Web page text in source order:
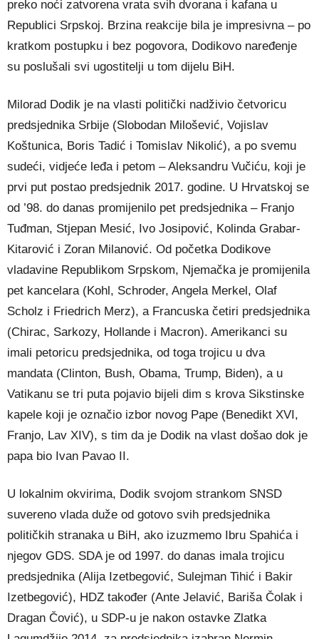
preko noći zatvorena vrata svih dvorana i kafana u
Republici Srpskoj. Brzina reakcije bila je impresivna – po
kratkom postupku i bez pogovora, Dodikovo naređenje
su poslušali svi ugostitelji u tom dijelu BiH.
Milorad Dodik je na vlasti politički nadživio četvoricu
predsjednika Srbije (Slobodan Milošević, Vojislav
Koštunica, Boris Tadić i Tomislav Nikolić), a po svemu
sudeći, vidjeće leđa i petom – Aleksandru Vučiću, koji je
prvi put postao predsjednik 2017. godine. U Hrvatskoj se
od ’98. do danas promijenilo pet predsjednika – Franjo
Tuđman, Stjepan Mesić, Ivo Josipović, Kolinda Grabar-
Kitarović i Zoran Milanović. Od početka Dodikove
vladavine Republikom Srpskom, Njemačka je promijenila
pet kancelara (Kohl, Schroder, Angela Merkel, Olaf
Scholz i Friedrich Merz), a Francuska četiri predsjednika
(Chirac, Sarkozy, Hollande i Macron). Amerikanci su
imali petoricu predsjednika, od toga trojicu u dva
mandata (Clinton, Bush, Obama, Trump, Biden), a u
Vatikanu se tri puta pojavio bijeli dim s krova Sikstinske
kapele koji je označio izbor novog Pape (Benedikt XVI,
Franjo, Lav XIV), s tim da je Dodik na vlast došao dok je
papa bio Ivan Pavao II.
U lokalnim okvirima, Dodik svojom strankom SNSD
suvereno vlada duže od gotovo svih predsjednika
političkih stranaka u BiH, ako izuzmemo Ibru Spahića i
njegov GDS. SDA je od 1997. do danas imala trojicu
predsjednika (Alija Izetbegović, Sulejman Tihić i Bakir
Izetbegović), HDZ također (Ante Jelavić, Bariša Čolak i
Dragan Čović), u SDP-u je nakon ostavke Zlatka